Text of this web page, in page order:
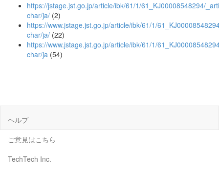
https://jstage.jst.go.jp/article/ibk/61/1/61_KJ00008548294/
char/ja/ (2)
https://www.jstage.jst.go.jp/article/ibk/61/1/
char/ja/ (22)
https://www.jstage.jst.go.jp/article/ibk/61/1/
char/ja (54)
ヘルプ
ご意見はこちら
TechTech Inc.